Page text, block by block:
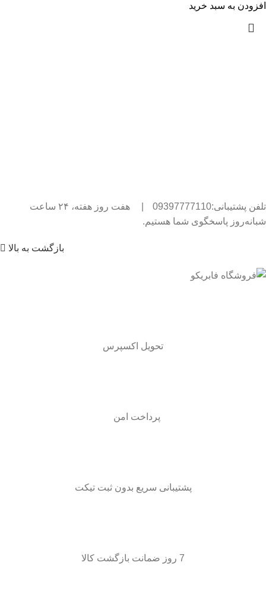
افزودن به سبد خرید
تلفن پشتیبانی:09397777110
هفت روز هفته، ۲۴ ساعت
شبانه‌روز پاسخگوی شما هستیم.
بازگشت به بالا
تحویل اکسپرس
پرداخت امن
پشتیبانی سریع بدون ثبت تیکت
7 روز ضمانت بازگشت کالا